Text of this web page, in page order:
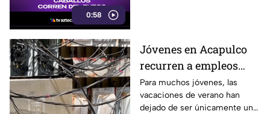
0:58
Jóvenes en Acapulco
recurren a empleos
temporales ante el
próximo ciclo escolar
Para muchos jóvenes, las
vacaciones de verano han
dejado de ser únicamente un